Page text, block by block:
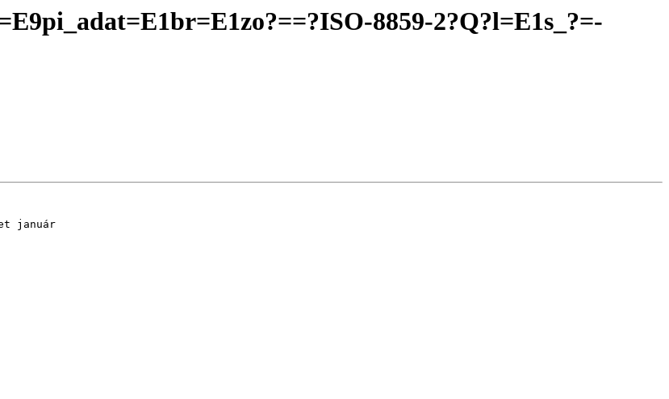
8859-2?Q?l=E1s_?=-
január